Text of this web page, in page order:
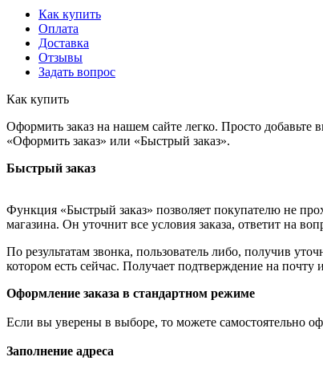
Как купить
Оплата
Доставка
Отзывы
Задать вопрос
Как купить
Оформить заказ на нашем сайте легко. Просто
«Оформить заказ» или «Быстрый заказ».
Быстрый заказ
Функция «Быстрый заказ» позволяет покупателю не
магазина. Он уточнит все условия заказа, ответит на
По результатам звонка, пользователь либо, получив
котором есть сейчас. Получает подтверждение на
Оформление заказа в стандартном режиме
Если вы уверены в выборе, то можете самостоятельно
Заполнение адреса